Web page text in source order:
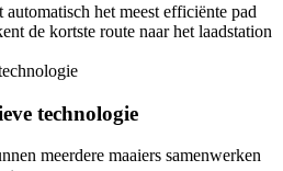
het meest efficiënte pad
de kortste route naar het laadstation
technologie
meerdere maaiers samenwerken